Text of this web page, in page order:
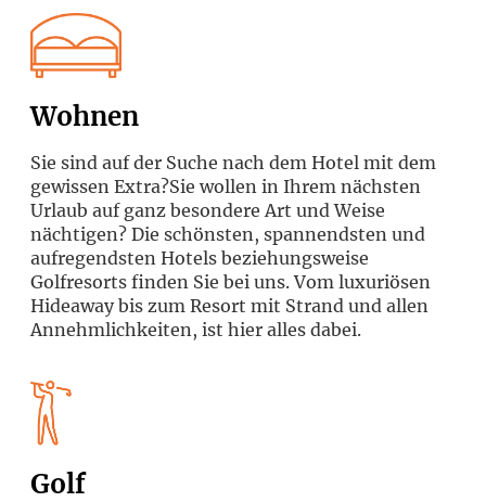
Wohnen
Sie sind auf der Suche nach dem Hotel mit dem
gewissen Extra?Sie wollen in Ihrem nächsten
Urlaub auf ganz besondere Art und Weise
nächtigen? Die schönsten, spannendsten und
aufregendsten Hotels beziehungsweise
Golfresorts finden Sie bei uns. Vom luxuriösen
Hideaway bis zum Resort mit Strand und allen
Annehmlichkeiten, ist hier alles dabei.
Golf